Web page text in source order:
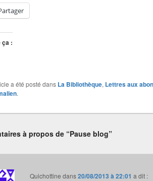
ça :
a été posté dans La Bibliothèque, Lettres aux
.
à propos de “Pause blog”
Quichottine dans20/08/2013 à 22:01 a dit :